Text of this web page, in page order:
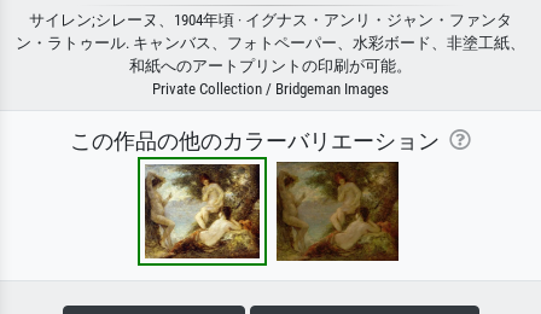
サイレン;シレーヌ、1904年頃 · イグナス・アンリ・ジャン・ファンタ
ン・ラトゥール. キャンバス、フォトペーパー、水彩ボード、非塗工紙、
和紙へのアートプリントの印刷が可能。
Private Collection / Bridgeman Images
この作品の他のカラーバリエーション